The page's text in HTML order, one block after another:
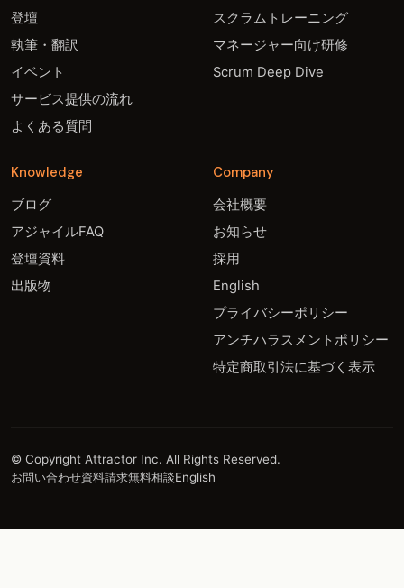
登壇
執筆・翻訳
イベント
サービス提供の流れ
よくある質問
スクラムトレーニング
マネージャー向け研修
Scrum Deep Dive
Knowledge
ブログ
アジャイルFAQ
登壇資料
出版物
Company
会社概要
お知らせ
採用
English
プライバシーポリシー
アンチハラスメントポリシー
特定商取引法に基づく表示
© Copyright Attractor Inc. All Rights Reserved.
お問い合わせ資料請求無料相談English